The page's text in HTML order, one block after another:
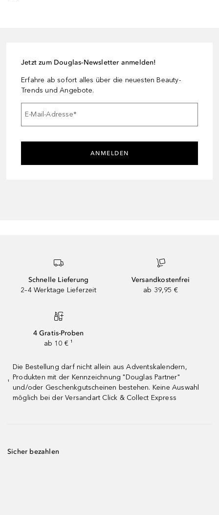
Jetzt zum Douglas-Newsletter anmelden!
Erfahre ab sofort alles über die neuesten Beauty-
Trends und Angebote.
E-Mail-Adresse*
ANMELDEN
Schnelle Lieferung
2–4 Werktage Lieferzeit
Versandkostenfrei
ab 39,95 €
4 Gratis-Proben
ab 10 € ¹
¹
Die Bestellung darf nicht allein aus Adventskalendern,
Produkten mit der Kennzeichnung "Douglas Partner"
und/oder Geschenkgutscheinen bestehen. Keine Auswahl
möglich bei der Versandart Click & Collect Express
Sicher bezahlen